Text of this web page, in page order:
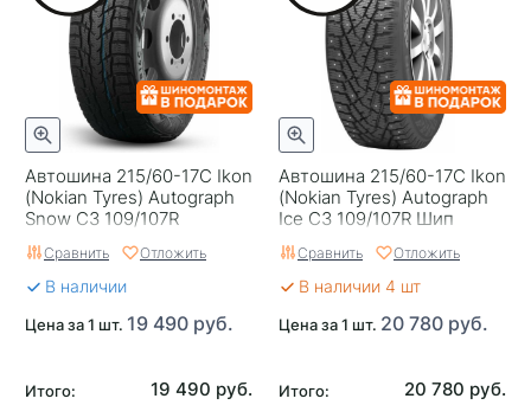
Автошина 215/60-17С Ikon
(Nokian Tyres) Autograph
Snow C3 109/107R
Сравнить Отложить
В наличии
Цена за 1 шт. 19 490 руб.
Итого: 19 490 руб.
Автошина 215/60-17С Ikon
(Nokian Tyres) Autograph
Ice C3 109/107R Шип
Сравнить Отложить
В наличии 4 шт
Цена за 1 шт. 20 780 руб.
Итого: 20 780 руб.